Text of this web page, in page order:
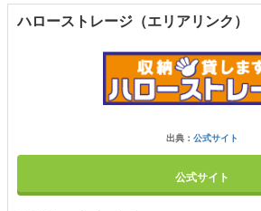
ハローストレージ（エリアリンク）
出典： 公式サイト
公式サイト